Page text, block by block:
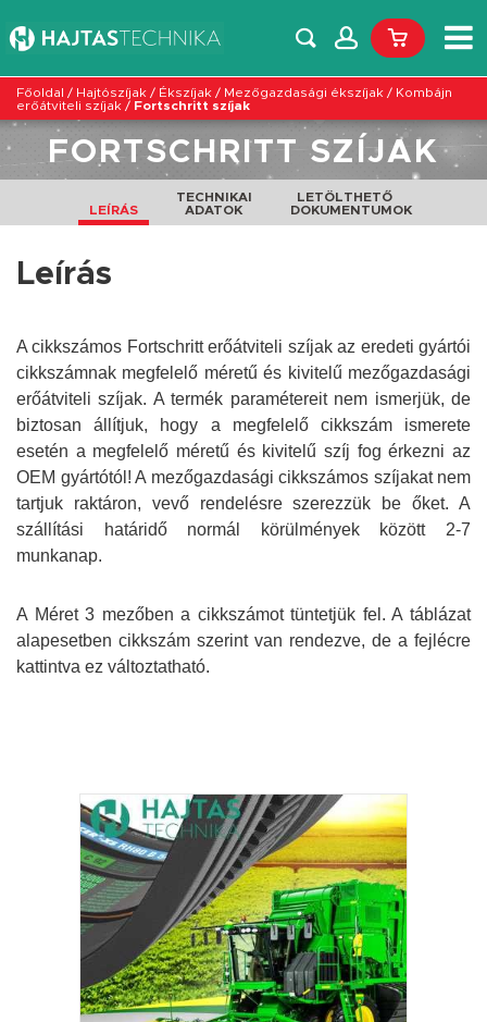
Főoldal / Hajtószíjak / Ékszíjak / Mezőgazdasági ékszíjak / Kombájn
erőátviteli szíjak / Fortschritt szíjak
FORTSCHRITT SZÍJAK
LEÍRÁS
TECHNIKAI
ADATOK
LETÖLTHETŐ
DOKUMENTUMOK
Leírás
A cikkszámos Fortschritt erőátviteli szíjak az eredeti gyártói
cikkszámnak megfelelő méretű és kivitelű mezőgazdasági
erőátviteli szíjak. A termék paramétereit nem ismerjük, de
biztosan állítjuk, hogy a megfelelő cikkszám ismerete
esetén a megfelelő méretű és kivitelű szíj fog érkezni az
OEM gyártótól! A mezőgazdasági cikkszámos szíjakat nem
tartjuk raktáron, vevő rendelésre szerezzük be őket. A
szállítási határidő normál körülmények között 2-7
munkanap.
A Méret 3 mezőben a cikkszámot tüntetjük fel. A táblázat
alapesetben cikkszám szerint van rendezve, de a fejlécre
kattintva ez változtatható.